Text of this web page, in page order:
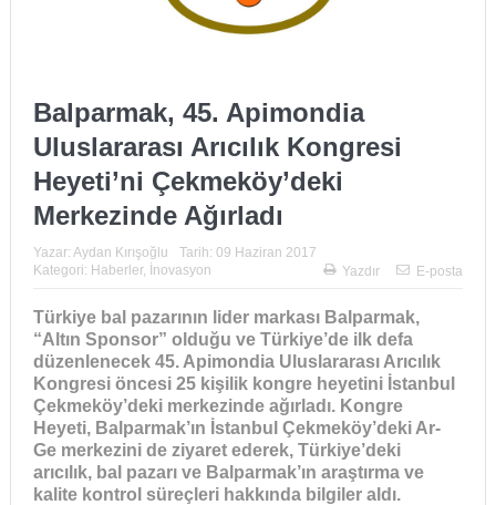
Balparmak, 45. Apimondia
Uluslararası Arıcılık Kongresi
Heyeti’ni Çekmeköy’deki
Merkezinde Ağırladı
Yazar: Aydan Kırışoğlu Tarih: 09 Haziran 2017
Kategori: Haberler, İnovasyon Yazdır E-posta
Türkiye bal pazarının lider markası Balparmak,
“Altın Sponsor” olduğu ve Türkiye’de ilk defa
düzenlenecek 45. Apimondia Uluslararası Arıcılık
Kongresi öncesi 25 kişilik kongre heyetini İstanbul
Çekmeköy’deki merkezinde ağırladı. Kongre
Heyeti, Balparmak’ın İstanbul Çekmeköy’deki Ar-
Ge merkezini de ziyaret ederek, Türkiye’deki
arıcılık, bal pazarı ve Balparmak’ın araştırma ve
kalite kontrol süreçleri hakkında bilgiler aldı.